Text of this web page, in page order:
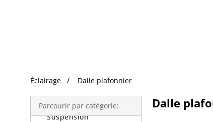
Éclairage Dalle plafonnier
Parcourir par catégorie:
Éclairage
Lustres
Suspension
Dalle